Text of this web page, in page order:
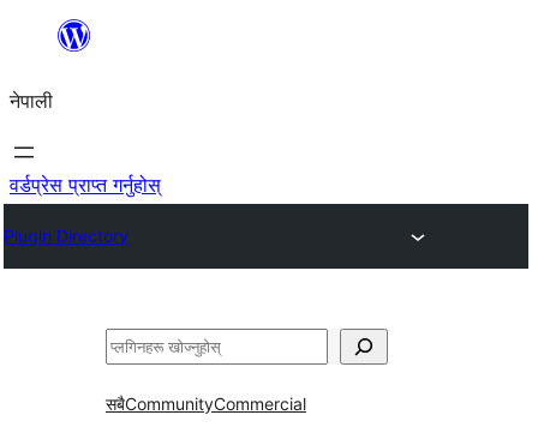
सामग्रीमा
नेपाली
वर्डप्रेस प्राप्त गर्नुहोस्
Plugin Directory
खोज्नुहोस्
सबैCommunityCommercial